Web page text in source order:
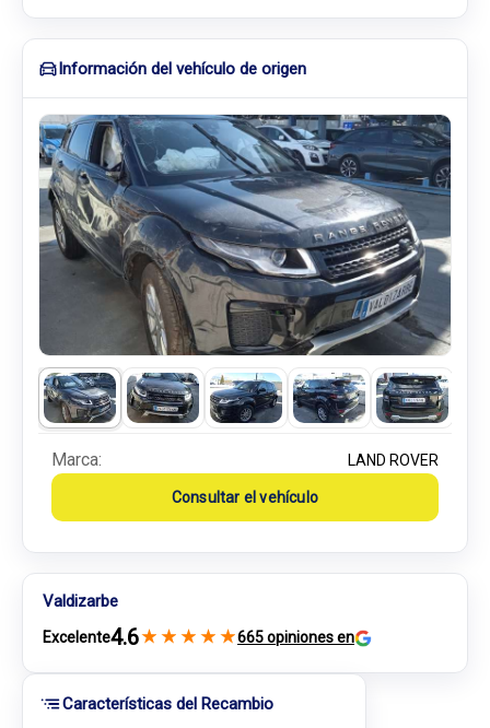
Características del Recambio
Información del vehículo de origen
Marca: LAND ROVER
Consultar el vehículo
Valdizarbe
Excelente4.6★ ★ ★ ★ ★665 opiniones en